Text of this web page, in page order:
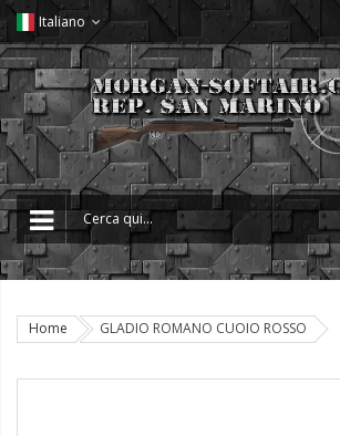
Italiano
Home GLADIO ROMANO CUOIO ROSSO